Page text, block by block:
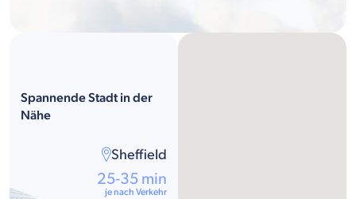
Spannende Stadt in der
Nähe
Sheffield
25-35 min
je nach Verkehr